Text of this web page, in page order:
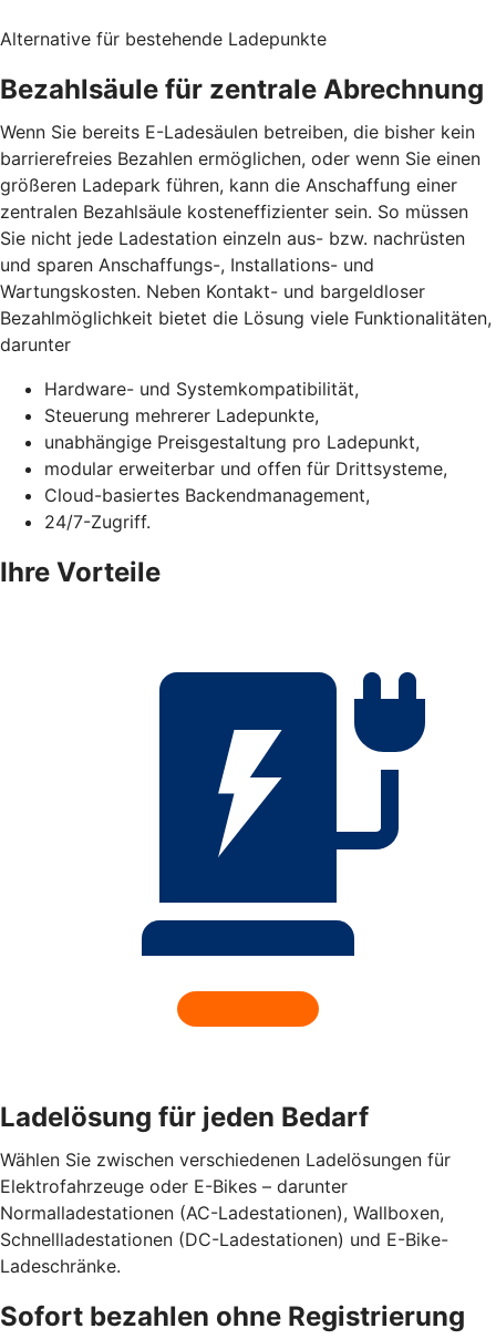
Alternative für bestehende Ladepunkte
Bezahlsäule für zentrale Abrechnung
Wenn Sie bereits E-Ladesäulen betreiben, die bisher kein
barrierefreies Bezahlen ermöglichen, oder wenn Sie einen
größeren Ladepark führen, kann die Anschaffung einer
zentralen Bezahlsäule kosteneffizienter sein. So müssen
Sie nicht jede Ladestation einzeln aus- bzw. nachrüsten
und sparen Anschaffungs-, Installations- und
Wartungskosten. Neben Kontakt- und bargeldloser
Bezahlmöglichkeit bietet die Lösung viele Funktionalitäten,
darunter
Hardware- und Systemkompatibilität,
Steuerung mehrerer Ladepunkte,
unabhängige Preisgestaltung pro Ladepunkt,
modular erweiterbar und offen für Drittsysteme,
Cloud-basiertes Backendmanagement,
24/7-Zugriff.
Ihre Vorteile
Ladelösung für jeden Bedarf
Wählen Sie zwischen verschiedenen Ladelösungen für
Elektrofahrzeuge oder E-Bikes – darunter
Normalladestationen (AC-Ladestationen), Wallboxen,
Schnellladestationen (DC-Ladestationen) und E-Bike-
Ladeschränke.
Sofort bezahlen ohne Registrierung